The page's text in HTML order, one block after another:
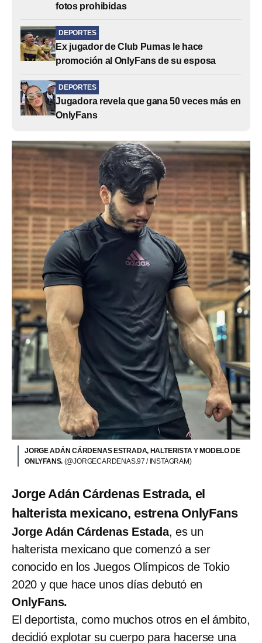
fotos prohibidas
DEPORTES
Ex jugador de Club Pumas le hace
promoción al OnlyFans de su esposa
DEPORTES
Jugadora revela que gana 50 veces más en
OnlyFans
JORGE ADÁN CÁRDENAS ESTRADA, HALTERISTA Y MODELO DE
ONLYFANS. (@JORGECARDENAS.97 / INSTAGRAM)
Jorge Adán Cárdenas Estrada, el
halterista mexicano, estrena OnlyFans
Jorge Adán Cárdenas Estada, es un
halterista mexicano que comenzó a ser
conocido en los Juegos Olímpicos de Tokio
2020 y que hace unos días debutó en
OnlyFans.
El deportista, como muchos otros en el ámbito,
decidió explotar su cuerpo para hacerse una